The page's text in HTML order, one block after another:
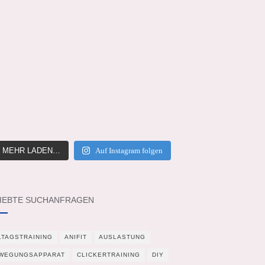
MEHR LADEN… Auf Instagram folgen
SUCHANFRAGEN
ANIFIT AUSLASTUNG
CLICKERTRAINING DIY